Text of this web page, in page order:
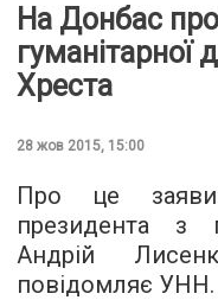
На Донбас
Хреста
28 жов 2015, 15:00
Про це заявив
президента з
Андрій
повідомляє УНН.